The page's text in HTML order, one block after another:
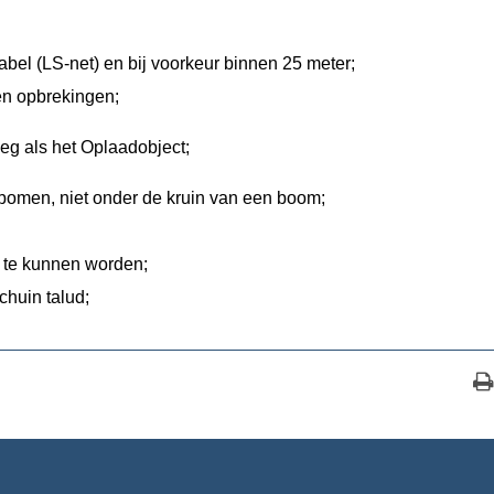
(LS-net) en bij voorkeur binnen 25 meter;
opbrekingen;
als het Oplaadobject;
niet onder de kruin van een boom;
kunnen worden;
talud;